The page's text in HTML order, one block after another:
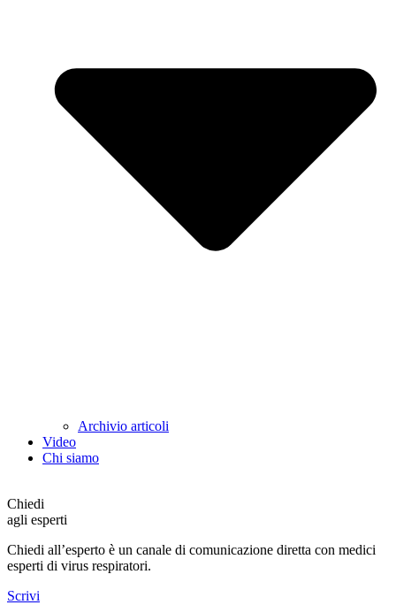
Archivio articoli
Video
Chi siamo
Chiedi
agli esperti
Chiedi all’esperto è un canale di comunicazione diretta con medici
esperti di virus respiratori.
Scrivi